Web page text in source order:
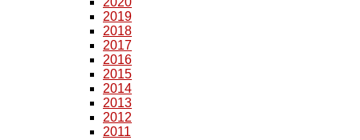
2019
2018
2017
2016
2015
2014
2013
2012
2011